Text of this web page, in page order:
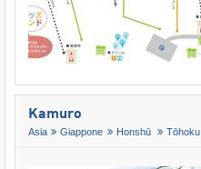
Kamuro
Asia Giappone Honshū Tōhoku